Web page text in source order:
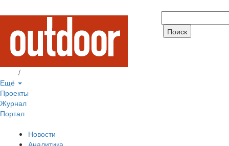
/
Ещё
Проекты
Журнал
Портал
Новости
Аналитика